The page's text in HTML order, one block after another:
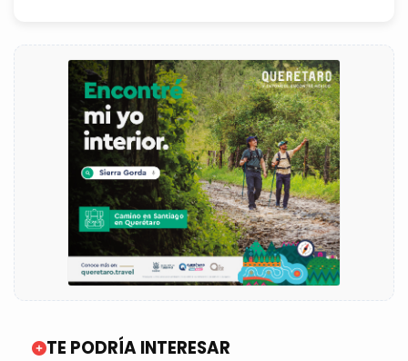
TE PODRÍA INTERESAR